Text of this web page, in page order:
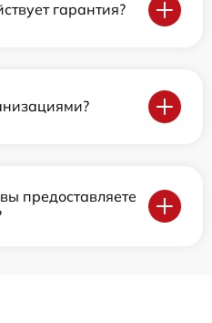
гарантия?
предоставляете